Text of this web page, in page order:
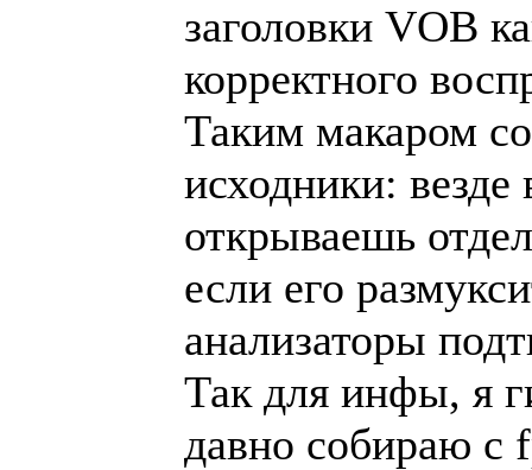
заголовки VOB
корректного
Таким макаром
исходники:
открываешь
если его
анализаторы
Так для инфы, я
давно собираю с